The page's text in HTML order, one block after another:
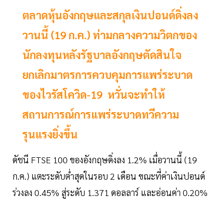
ตลาดหุ้นอังกฤษและสกุลเงินปอนด์ดิ่งลง
วานนี้ (19 ก.ค.) ท่ามกลางความวิตกของ
นักลงทุนหลังรัฐบาลอังกฤษตัดสินใจ
ยกเลิกมาตรการควบคุมการแพร่ระบาด
ของไวรัสโควิด-19 หวั่นจะทำให้
สถานการณ์การแพร่ระบาดทวีความ
รุนแรงยิ่งขึ้น
ดัชนี FTSE 100 ของอังกฤษดิ่งลง 1.2% เมื่อวานนี้ (19
ก.ค.) แตะระดับต่ำสุดในรอบ 2 เดือน ขณะที่ค่าเงินปอนด์
ร่วงลง 0.45% สู่ระดับ 1.371 ดอลลาร์ และอ่อนค่า 0.20%